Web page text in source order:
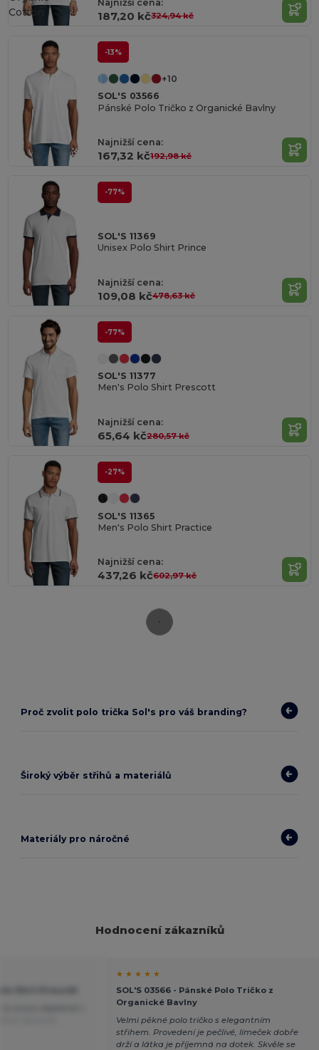
Najnižší cena:
187,20 kč324,94 kč
Cotton
-13%
+10
SOL'S 03566
Pánské Polo Tričko z Organické Bavlny
Najnižší cena:
167,32 kč192,98 kč
-77%
SOL'S 11369
Unisex Polo Shirt Prince
Najnižší cena:
109,08 kč478,63 kč
-77%
SOL'S 11377
Men's Polo Shirt Prescott
Najnižší cena:
65,64 kč280,57 kč
-27%
SOL'S 11365
Men's Polo Shirt Practice
Najnižší cena:
437,26 kč602,97 kč
Proč zvolit polo trička Sol's pro váš branding?
Široký výběr střihů a materiálů
Materiály pro náročné
Hodnocení zákazníků
★ ★ ★ ★ ★
SOL'S 03566 - Pánské Polo Tričko z
Organické Bavlny
Velmi pěkné polo tričko s elegantním
střihem. Provedení je pečlivé, límeček dobře
drží a látka je příjemná na dotek. Skvěle se